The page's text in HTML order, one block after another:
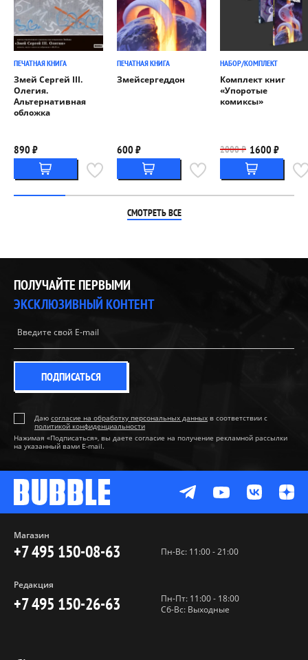
ПЕЧАТНАЯ КНИГА
Змей Сергей III.
Олегия.
Альтернативная
обложка
890 ₽
ПЕЧАТНАЯ КНИГА
Змейсергеддон
600 ₽
НАБОР/КОМПЛЕКТ
Комплект книг
«Упоротые
комиксы»
2000 ₽ 1600 ₽
СМОТРЕТЬ ВСЕ
ПОЛУЧАЙТЕ ПЕРВЫМИ
ЭКСКЛЮЗИВНЫЙ КОНТЕНТ
ПОДПИСАТЬСЯ
Даю согласие на обработку персональных данных в соответствии с
политикой конфиденциальности
Нажимая «Подписаться», вы даете согласие на получение рекламной рассылки
на указанный вами E-mail.
Магазин
+7 495 150-08-63 Пн-Вс: 11:00 - 21:00
Редакция
+7 495 150-26-63
Пн-Пт: 11:00 - 18:00
Сб-Вс: Выходные